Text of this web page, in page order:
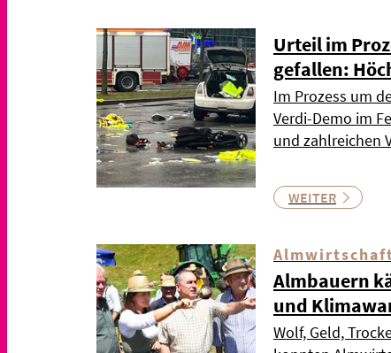
Urteil im
gefallen:
Im Prozess um
Verdi-Demo im
und zahlreichen
WEITER
Almbauern
und
Wolf, Geld,